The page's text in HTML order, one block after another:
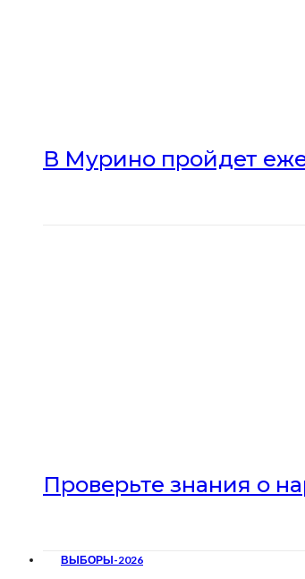
В Мурино пройдет
Проверьте знания о
ВЫБОРЫ-2026